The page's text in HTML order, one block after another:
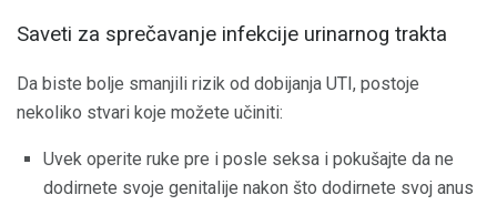
Saveti za sprečavanje infekcije urinarnog trakta
Da biste bolje smanjili rizik od dobijanja UTI, postoje
nekoliko stvari koje možete učiniti:
Uvek operite ruke pre i posle seksa i pokušajte da ne
dodirnete svoje genitalije nakon što dodirnete svoj anus